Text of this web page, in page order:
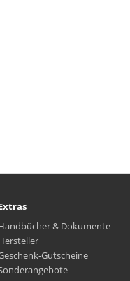
& Dokumente
Gutscheine